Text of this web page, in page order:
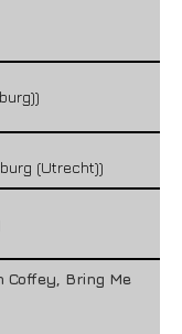
(Utrecht))
Coffey, Bring Me